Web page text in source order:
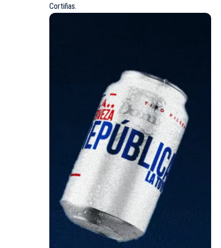
Cortiñas.